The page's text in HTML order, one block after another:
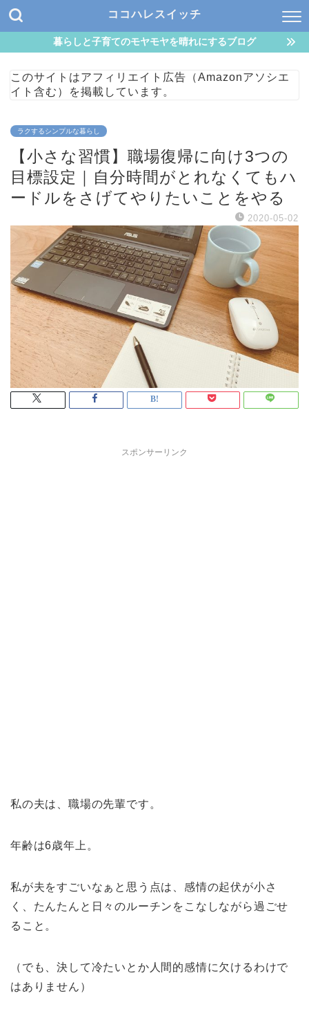
ココハレスイッチ
暮らしと子育てのモヤモヤを晴れにするブログ
このサイトはアフィリエイト広告（Amazonアソシエ
イト含む）を掲載しています。
ラクするシンプルな暮らし
【小さな習慣】職場復帰に向け3つの
目標設定｜自分時間がとれなくてもハ
ードルをさげてやりたいことをやる
2020-05-02
スポンサーリンク
私の夫は、職場の先輩です。
年齢は6歳年上。
私が夫をすごいなぁと思う点は、感情の起伏が小さ
く、たんたんと日々のルーチンをこなしながら過ごせ
ること。
（でも、決して冷たいとか人間的感情に欠けるわけで
はありません）